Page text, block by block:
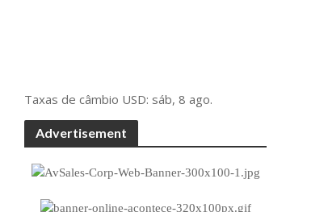
Taxas de câmbio USD: sáb, 8 ago.
Advertisement